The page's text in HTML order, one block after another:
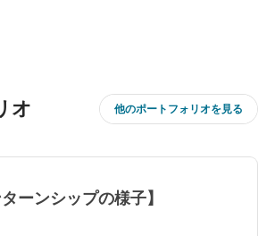
オ 他のポートフォリオを見る
ーンシップの様子】